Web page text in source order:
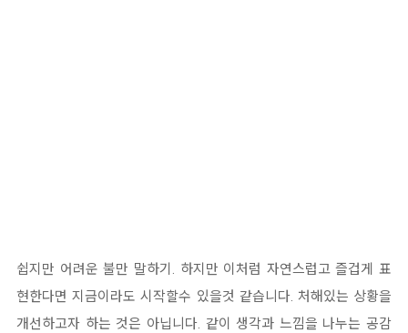
쉽지만 어려운 불만 말하기. 하지만 이처럼 자연스럽고 즐겁게 표
현한다면 지금이라도 시작할수 있을것 같습니다. 처해있는 상황을
개선하고자 하는 것은 아닙니다. 같이 생각과 느낌을 나누는 공감